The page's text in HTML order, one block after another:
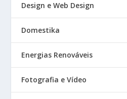
Design e Web Design
Domestika
Energias Renováveis
Fotografia e Vídeo